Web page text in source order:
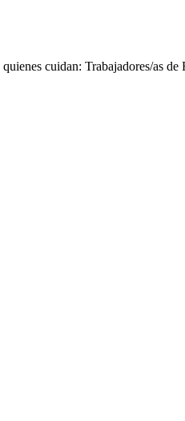
cuidan: Trabajadores/as de